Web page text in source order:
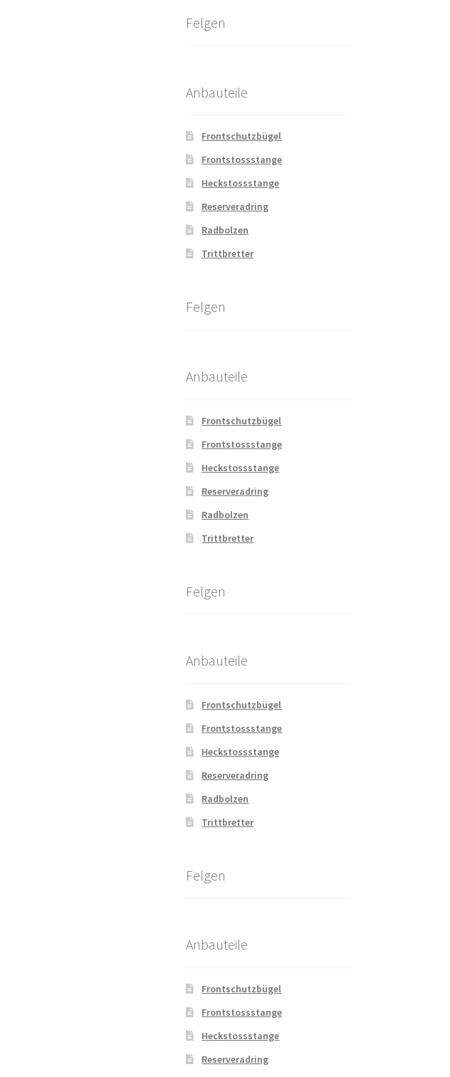
Felgen
Anbauteile
Frontschutzbügel
Frontstossstange
Heckstossstange
Reserveradring
Radbolzen
Trittbretter
Felgen
Anbauteile
Frontschutzbügel
Frontstossstange
Heckstossstange
Reserveradring
Radbolzen
Trittbretter
Felgen
Anbauteile
Frontschutzbügel
Frontstossstange
Heckstossstange
Reserveradring
Radbolzen
Trittbretter
Felgen
Anbauteile
Frontschutzbügel
Frontstossstange
Heckstossstange
Reserveradring